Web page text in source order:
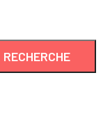
RECHERCHE